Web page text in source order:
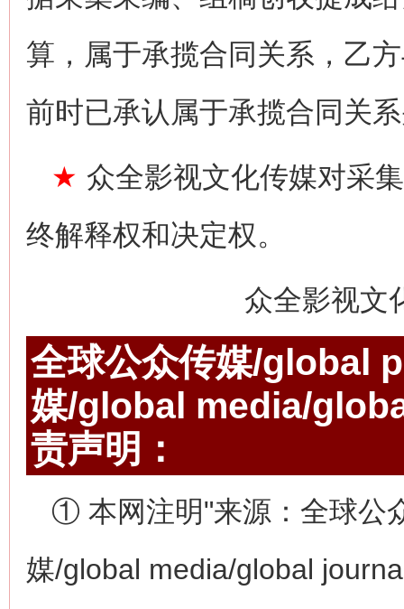
算，属于承揽合同关系，乙
前时已承认属于承揽合同关
★ 众全影视文化传媒对采
终解释权和决定权。
众全影视文
全球公众传媒/global
媒/global media/
责声明：
① 本网注明"来源：全球公
媒/global media/global